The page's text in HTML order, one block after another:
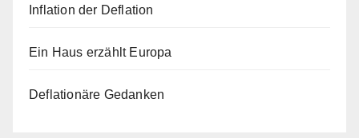
Inflation der Deflation
Ein Haus erzählt Europa
Deflationäre Gedanken